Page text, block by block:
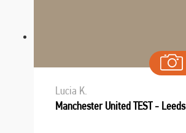
Lucia K.
Manchester United TEST - Leeds